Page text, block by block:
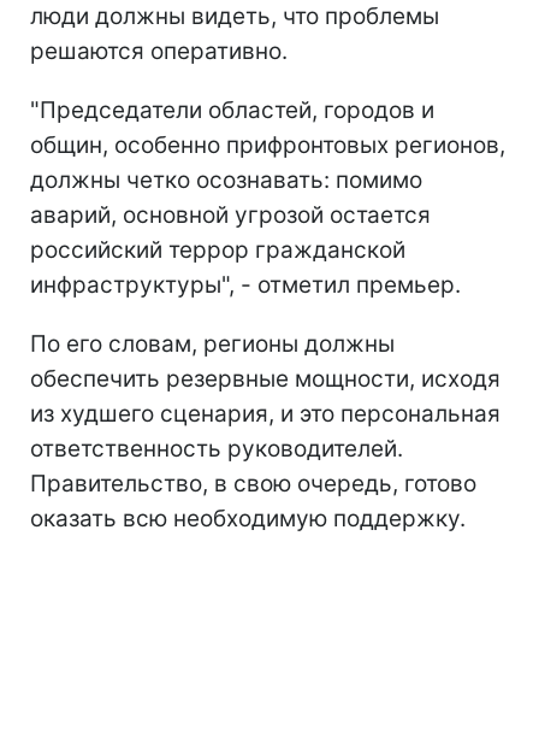
люди должны видеть, что проблемы
решаются оперативно.
"Председатели областей, городов и
общин, особенно прифронтовых регионов,
должны четко осознавать: помимо
аварий, основной угрозой остается
российский террор гражданской
инфраструктуры", - отметил премьер.
По его словам, регионы должны
обеспечить резервные мощности, исходя
из худшего сценария, и это персональная
ответственность руководителей.
Правительство, в свою очередь, готово
оказать всю необходимую поддержку.